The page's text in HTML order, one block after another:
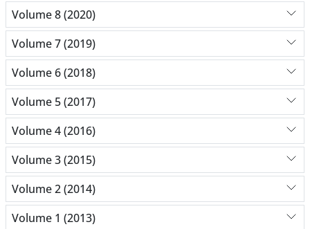
Volume 8 (2020)
Volume 7 (2019)
Volume 6 (2018)
Volume 5 (2017)
Volume 4 (2016)
Volume 3 (2015)
Volume 2 (2014)
Volume 1 (2013)